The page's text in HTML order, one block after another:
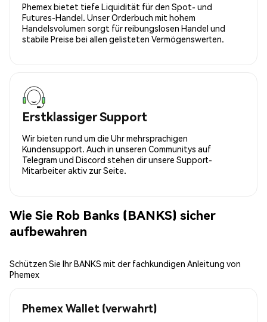
Phemex bietet tiefe Liquidität für den Spot- und
Futures-Handel. Unser Orderbuch mit hohem
Handelsvolumen sorgt für reibungslosen Handel und
stabile Preise bei allen gelisteten Vermögenswerten.
Erstklassiger Support
Wir bieten rund um die Uhr mehrsprachigen
Kundensupport. Auch in unseren Communitys auf
Telegram und Discord stehen dir unsere Support-
Mitarbeiter aktiv zur Seite.
Wie Sie Rob Banks (BANKS) sicher
aufbewahren
Schützen Sie Ihr BANKS mit der fachkundigen Anleitung von
Phemex
Phemex Wallet (verwahrt)